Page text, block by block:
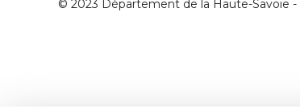
© 2023 Département de la Haute-Savoie -